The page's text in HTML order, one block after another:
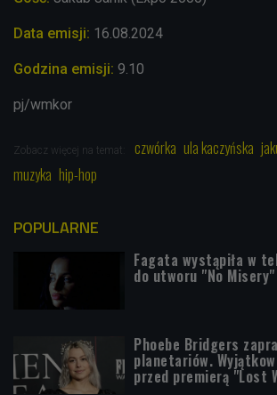
Data emisji: 16.08.2024
Godzina emisji: 9.10
pj/wmkor
Zobacz więcej na temat: czwórka ula kaczyńska
muzyka hip-hop
POPULARNE
Fagata wystąpiła w
do utworu "No Misery"
Phoebe Bridgers
planetariów.
przed premierą "Lost